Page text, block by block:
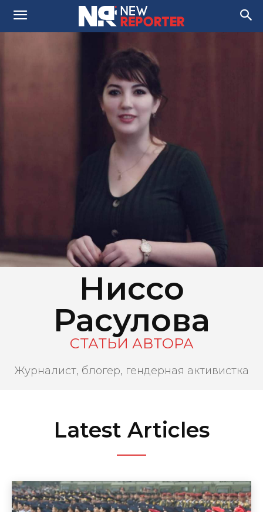
Ниссо
Расулова
СТАТЬИ АВТОРА
Журналист, блогер, гендерная активистка
Latest Articles